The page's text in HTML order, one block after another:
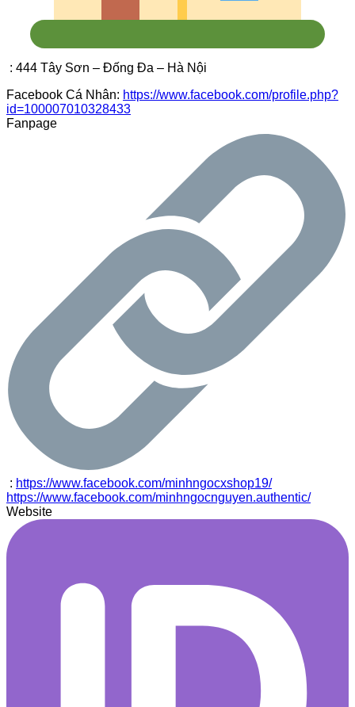
: 444 Tây Sơn – Đống Đa – Hà Nội
Facebook Cá Nhân: https://www.facebook.com/profile.php?
id=100007010328433
Fanpage
: https://www.facebook.com/minhngocxshop19/
https://www.facebook.com/minhngocnguyen.authentic/
Website